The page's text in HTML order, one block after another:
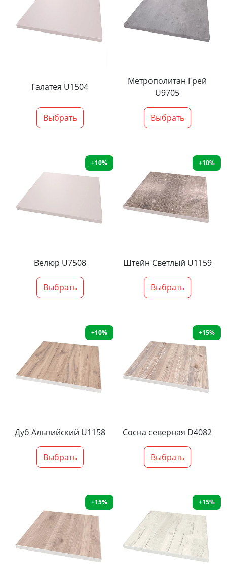
Галатея U1504
Выбрать
Метрополитан Грей
U9705
Выбрать
+10%
Велюр U7508
Выбрать
+10%
Штейн Светлый U1159
Выбрать
+10%
Дуб Альпийский U1158
Выбрать
+15%
Сосна северная D4082
Выбрать
+15% +15%